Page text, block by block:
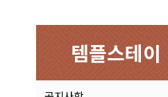
템플스테이